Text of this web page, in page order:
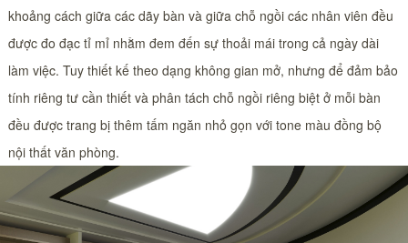
khoảng cách giữa các dãy bàn và giữa chỗ ngồi các nhân viên đều
được đo đạc tỉ mỉ nhằm đem đến sự thoải mái trong cả ngày dài
làm việc. Tuy thiết kế theo dạng không gian mở, nhưng để đảm bảo
tính riêng tư cần thiết và phân tách chỗ ngồi riêng biệt ở mỗi bàn
đều được trang bị thêm tấm ngăn nhỏ gọn với tone màu đồng bộ
nội thất văn phòng.